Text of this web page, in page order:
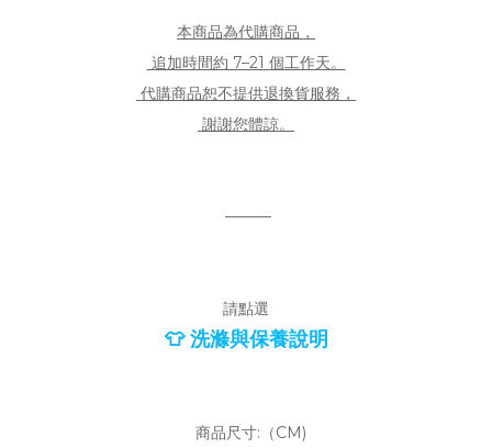
本商品為代購商品，
追加時間約 7–21 個工作天。
代購商品恕不提供退換貨服務，
謝謝您體諒。
———
請點選
👕 洗滌與保養說明
商品尺寸:（CM)